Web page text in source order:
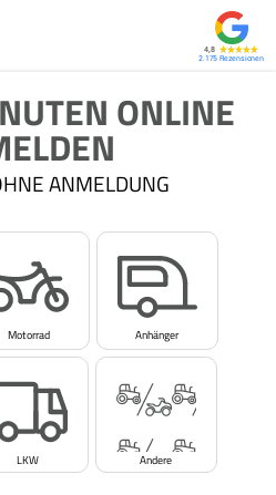
4,8
2.175
ONLINE
ANMELDUNG
Motorrad Anhänger
LKW Andere